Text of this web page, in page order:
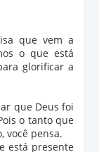
que vem a
o que está
glorificar a
que Deus foi
o tanto que
você pensa.
está presente